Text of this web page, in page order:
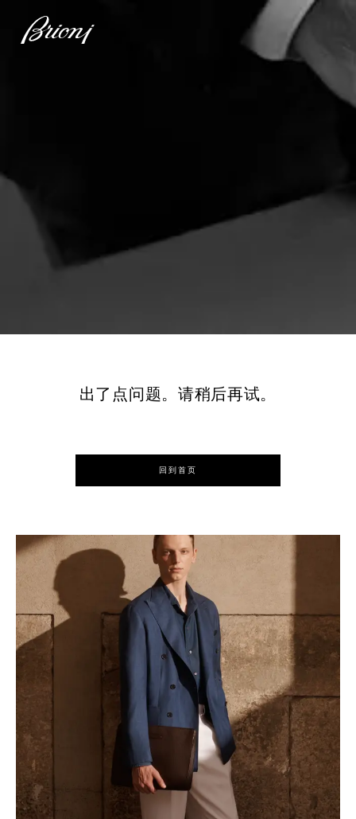
出了点问题。请稍后再试。
回到首页